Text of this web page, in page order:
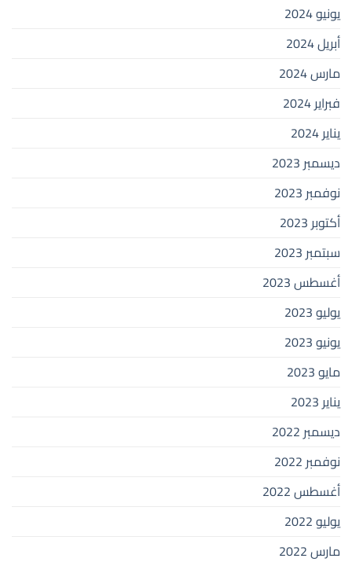
يونيو 2024
أبريل 2024
مارس 2024
فبراير 2024
يناير 2024
ديسمبر 2023
نوفمبر 2023
أكتوبر 2023
سبتمبر 2023
أغسطس 2023
يوليو 2023
يونيو 2023
مايو 2023
يناير 2023
ديسمبر 2022
نوفمبر 2022
أغسطس 2022
يوليو 2022
مارس 2022